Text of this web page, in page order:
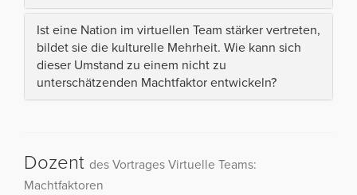
Ist eine Nation im virtuellen Team stärker vertreten,
bildet sie die kulturelle Mehrheit. Wie kann sich
dieser Umstand zu einem nicht zu
unterschätzenden Machtfaktor entwickeln?
Dozent des Vortrages Virtuelle Teams:
Machtfaktoren